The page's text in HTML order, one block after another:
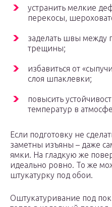
устранить мелкие
перекосы,
заделать швы между
трещины;
избавиться от
слоя шпаклевки;
повысить
температур в
Если подготовку не
заметны изъяны – даже
ямки. На гладкую же
идеально ровно. То же
штукатурку под обои.
Оштукатуривание под